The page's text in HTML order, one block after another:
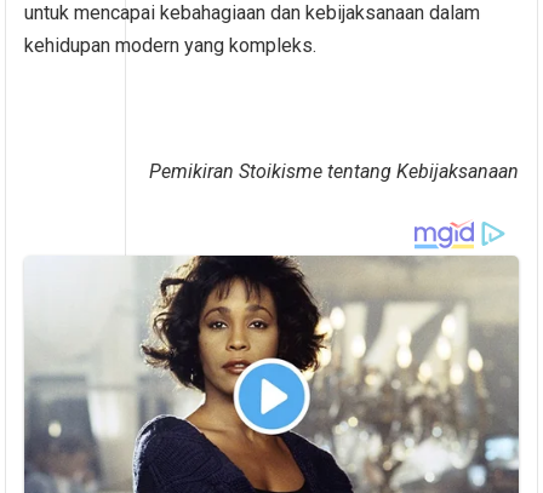
untuk mencapai kebahagiaan dan kebijaksanaan dalam
kehidupan modern yang kompleks.
Pemikiran Stoikisme tentang Kebijaksanaan